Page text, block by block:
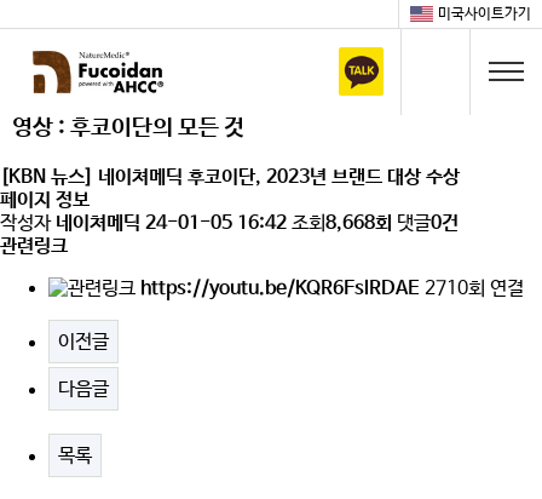
미국사이트가기
영상 : 후코이단의 모든 것
[KBN 뉴스] 네이쳐메딕 후코이단, 2023년 브랜드 대상 수상
페이지 정보
작성자 네이쳐메딕 24-01-05 16:42 조회8,668회 댓글0건
관련링크
https://youtu.be/KQR6FslRDAE 2710회 연결
이전글
다음글
목록